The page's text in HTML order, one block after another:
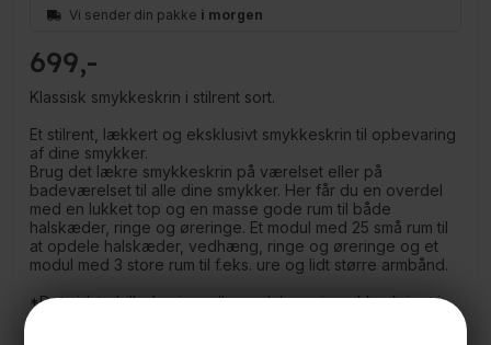
Vi sender din pakke i morgen
699
Klassisk smykkeskrin i stilrent sort.
Et stilrent, lækkert og eksklusivt smykkeskrin til opbevaring
af dine smykker.
Brug det lækre smykkeskrin på værelset eller på
badeværelset til alle dine smykker. Her får du en overdel
med en lukket top og en masse gode rum til både
halskæder, ringe og øreringe. Et modul med 25 små rum til
at opdele halskæder, vedhæng, ringe og øreringe og et
modul med 3 store rum til f.eks. ure og lidt større armbånd.
*Det sidste billede viser alle modulerne i smykkeskrinet i